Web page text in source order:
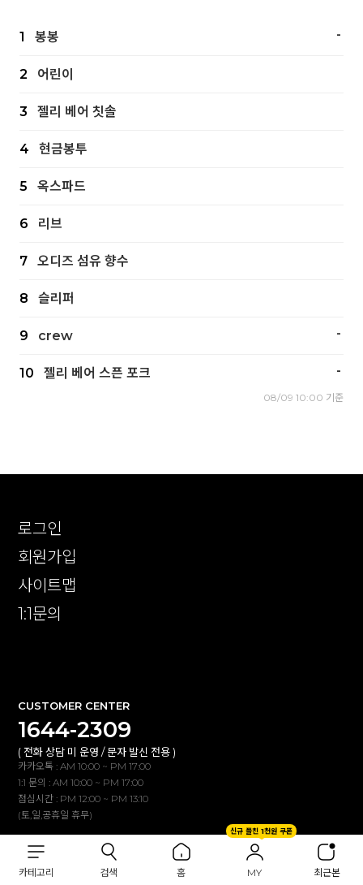
카테고리 검색 홈
신규 플친 1천원 쿠폰
MY 최근본
1 봉봉 -
2 어린이
3 젤리 베어 칫솔
4 현금봉투
5 옥스파드
6 리브
7 오디즈 섬유 향수
8 슬리퍼
9 crew -
10 젤리 베어 스픈 포크 -
08/09 10:00 기준
로그인
회원가입
사이트맵
1:1문의
CUSTOMER CENTER
1644-2309
( 전화 상담 미 운영 / 문자 발신 전용 )
카카오톡 : AM 10:00 ~ PM 17:00
1:1 문의 : AM 10:00 ~ PM 17:00
점심시간 : PM 12:00 ~ PM 13:10
(토,일,공휴일 휴무)
BANK INFO